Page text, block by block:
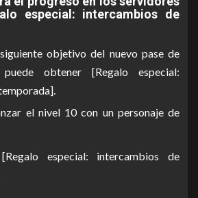
especial: intercambios de
objetivo del nuevo pase de
obtener [Regalo especial:
el nivel 10 con un personaje de
[Regalo especial: intercambios de